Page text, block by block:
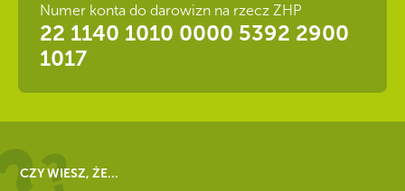
Numer konta do darowizn na rzecz ZHP
22 1140 1010 0000 5392 2900
1017
CZY WIESZ, ŻE...